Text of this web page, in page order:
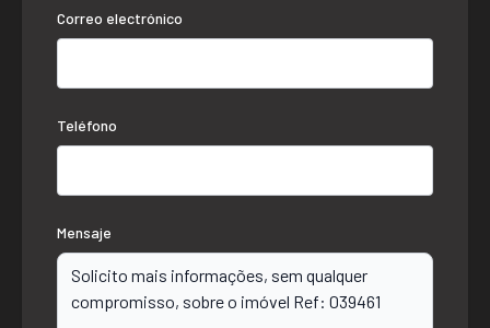
Correo electrónico
Teléfono
Mensaje